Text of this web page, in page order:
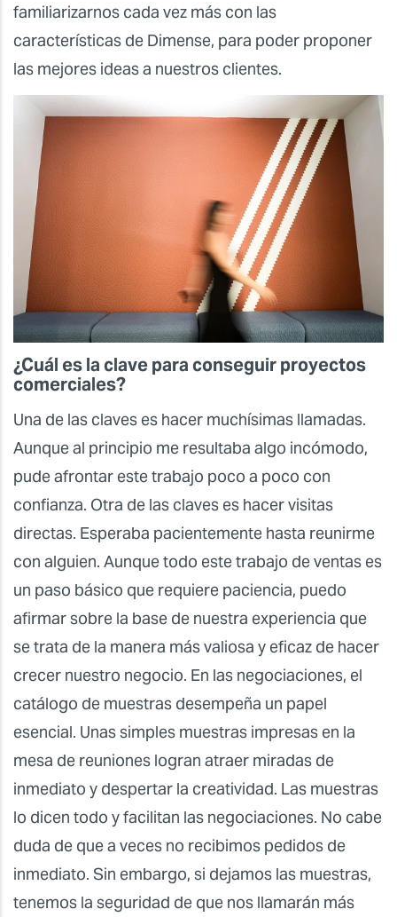
familiarizarnos cada vez más con las
características de Dimense, para poder proponer
las mejores ideas a nuestros clientes.
¿Cuál es la clave para conseguir proyectos
comerciales?
Una de las claves es hacer muchísimas llamadas.
Aunque al principio me resultaba algo incómodo,
pude afrontar este trabajo poco a poco con
confianza. Otra de las claves es hacer visitas
directas. Esperaba pacientemente hasta reunirme
con alguien. Aunque todo este trabajo de ventas es
un paso básico que requiere paciencia, puedo
afirmar sobre la base de nuestra experiencia que
se trata de la manera más valiosa y eficaz de hacer
crecer nuestro negocio. En las negociaciones, el
catálogo de muestras desempeña un papel
esencial. Unas simples muestras impresas en la
mesa de reuniones logran atraer miradas de
inmediato y despertar la creatividad. Las muestras
lo dicen todo y facilitan las negociaciones. No cabe
duda de que a veces no recibimos pedidos de
inmediato. Sin embargo, si dejamos las muestras,
tenemos la seguridad de que nos llamarán más